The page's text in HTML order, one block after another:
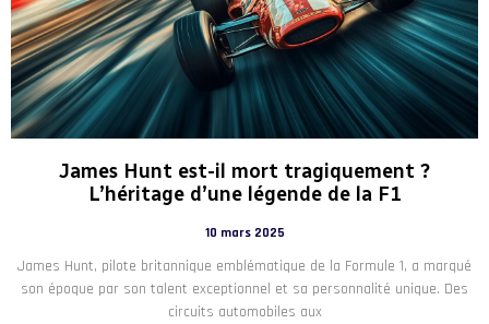
James Hunt est-il mort tragiquement ?
L’héritage d’une légende de la F1
10 mars 2025
James Hunt, pilote britannique emblématique de la Formule 1, a marqué
son époque par son talent exceptionnel et sa personnalité unique. Des
circuits automobiles aux